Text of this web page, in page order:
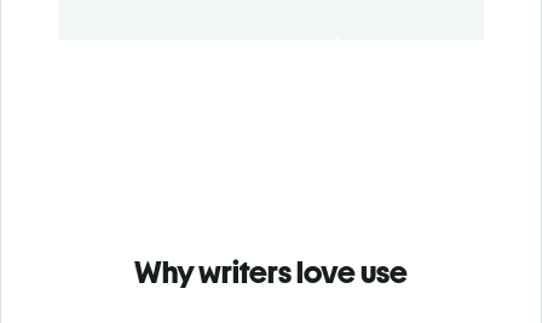
Why writers love use